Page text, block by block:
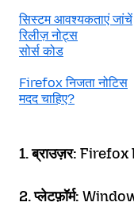
सिस्टम आवश्यकताएं जांचें
रिलीज़ नोट्स
सोर्स कोड
Firefox निजता नोटिस
मदद चाहिए?
1. ब्राउज़र: Firefox
2. प्लेटफ़ॉर्म: